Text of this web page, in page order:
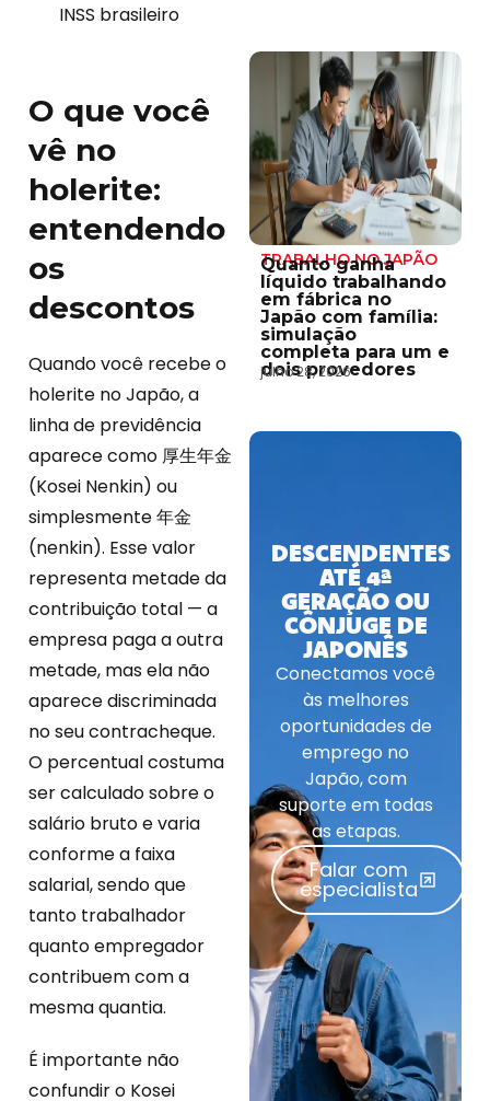
INSS brasileiro
O que você
vê no
holerite:
entendendo
os
descontos
Quando você recebe o
holerite no Japão, a
linha de previdência
aparece como 厚生年金
(Kosei Nenkin) ou
simplesmente 年金
(nenkin). Esse valor
representa metade da
contribuição total — a
empresa paga a outra
metade, mas ela não
aparece discriminada
no seu contracheque.
O percentual costuma
ser calculado sobre o
salário bruto e varia
conforme a faixa
salarial, sendo que
tanto trabalhador
quanto empregador
contribuem com a
mesma quantia.
É importante não
confundir o Kosei
TRABALHO NO JAPÃO
Quanto ganha
líquido trabalhando
em fábrica no
Japão com família:
simulação
completa para um e
dois provedores
julho 28, 2026
DESCENDENTES
ATÉ 4ª
GERAÇÃO OU
CÔNJUGE DE
JAPONÊS
Conectamos você
às melhores
oportunidades de
emprego no
Japão, com
suporte em todas
as etapas.
Falar com
especialista